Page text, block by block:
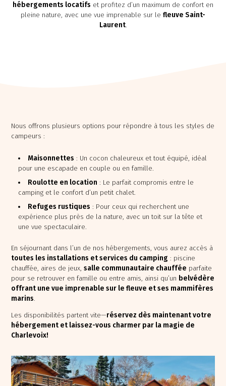
Outaouais
CAMPING UNION BASKATONG
/POURVOIRIE RAINVILLE
Chaudière Appalaches
CAMPING PARC DE LA
CHAUDIÈRE
hébergements locatifs et profitez d’un maximum de confort en
pleine nature, avec une vue imprenable sur le fleuve Saint-
Laurent.
Nous offrons plusieurs options pour répondre à tous les styles de
campeurs :
Maisonnettes : Un cocon chaleureux et tout équipé, idéal
pour une escapade en couple ou en famille.
Roulotte en location : Le parfait compromis entre le
camping et le confort d’un petit chalet.
Refuges rustiques : Pour ceux qui recherchent une
expérience plus près de la nature, avec un toit sur la tête et
une vue spectaculaire.
En séjournant dans l’un de nos hébergements, vous aurez accès à
toutes les installations et services du camping : piscine
chauffée, aires de jeux,salle communautaire chauffée parfaite
pour se retrouver en famille ou entre amis, ainsi qu’un belvédère
offrant une vue imprenable sur le fleuve et ses mammifères
marins.
Les disponibilités partent vite—réservez dès maintenant votre
hébergement et laissez-vous charmer par la magie de
Charlevoix!